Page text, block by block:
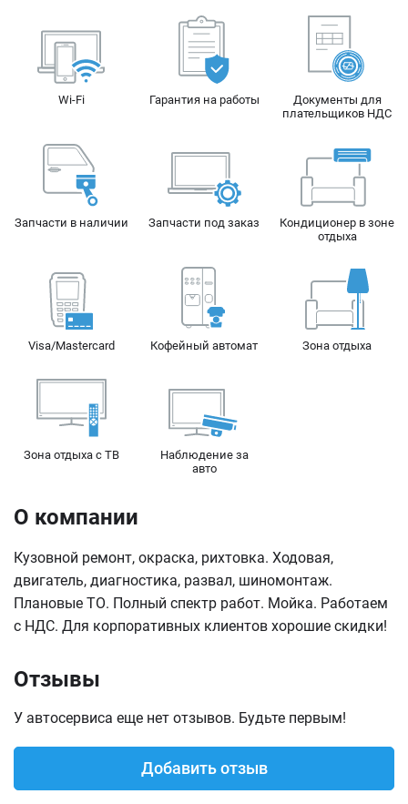
Замена ШРУСа (гранаты)
Замена пыльника ШРУСа
Замена и ремонт радиатора охлаждения двигателя
Замена и ремонт радиатора отопления
Диагностика и ремонт бензиновой топливной системы
Диагностика и ремонт впрыска дизельных систем
(ТНВД, насос-форсунок)
Замена форсунок
Замена дроссельной заслонки
Wi-Fi Гарантия на работы
Документы для
плательщиков НДС
Запчасти в наличии Запчасти под заказ
Кондиционер в зоне
отдыха
Visa/Mastercard Кофейный автомат Зона отдыха
Зона отдыха с ТВ
Наблюдение за
авто
О компании
Кузовной ремонт, окраска, рихтовка. Ходовая,
двигатель, диагностика, развал, шиномонтаж.
Плановые ТО. Полный спектр работ. Мойка. Работаем
с НДС. Для корпоративных клиентов хорошие скидки!
Отзывы
У автосервиса еще нет отзывов. Будьте первым!
Добавить отзыв